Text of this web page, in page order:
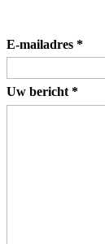
E-mailadres *
Uw bericht *